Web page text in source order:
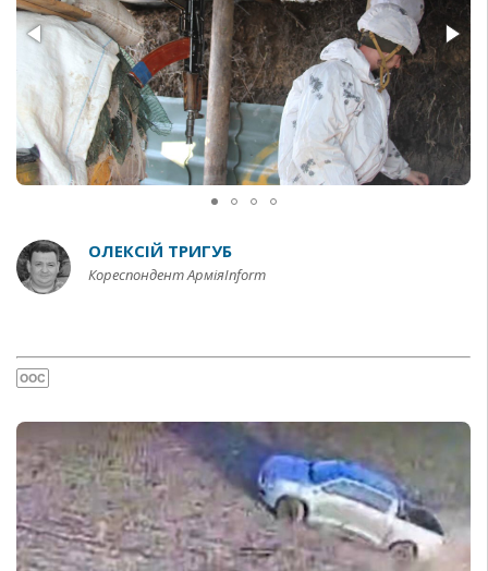
ОЛЕКСІЙ ТРИГУБ
Кореспондент АрміяInform
ООС